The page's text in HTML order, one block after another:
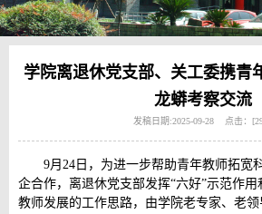
学院离退休党支部、关工委携青
龙蟒考察交流
发稿日期:2025-09-28 点击：[
9月24日，为进一步帮助青年教师拓宽
企合作，离退休党支部发挥“六好”示范作
教师发展的工作思路，由学院老专家、老